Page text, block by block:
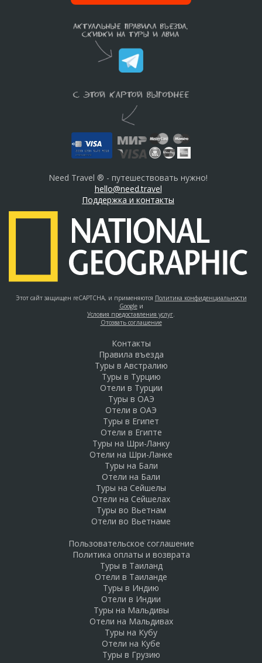
Need Travel ® - путешествовать нужно!
hello@need.travel
Поддержка и контакты
Этот сайт защищен reCAPTCHA, и применяются Политика конфиденциальности
Googleи
Условия предоставления услуг.
Отозвать соглашение
Контакты
Правила въезда
Туры в Австралию
Туры в Турцию
Отели в Турции
Туры в ОАЭ
Отели в ОАЭ
Туры в Египет
Отели в Египте
Туры на Шри-Ланку
Отели на Шри-Ланке
Туры на Бали
Отели на Бали
Туры на Сейшелы
Отели на Сейшелах
Туры во Вьетнам
Отели во Вьетнаме
Пользовательское соглашение
Политика оплаты и возврата
Туры в Таиланд
Отели в Таиланде
Туры в Индию
Отели в Индии
Туры на Мальдивы
Отели на Мальдивах
Туры на Кубу
Отели на Кубе
Туры в Грузию